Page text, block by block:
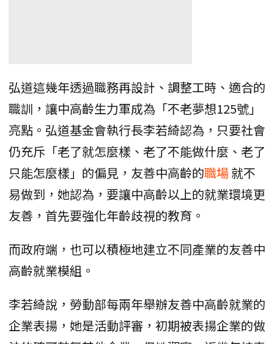
弘道這幾年透過職務再設計、調整工時、適合的
職訓，讓中高齡生力軍成為「不老夢想125號」
亮點。弘道基金會執行長李若綺認為，只要社會
仍充斥「老了就怎麼樣、老了不能做什麼、老了
只能怎麼樣」的偏見，友善中高齡的職場就不
易做到，她認為，要讓中高齡以上的就業環境更
友善，首先要強化年齡歧視的教育。
而政府端，也可以積極地建立不同產業的友善中
高齡就業模組。
李若綺說，勞動部每兩年舉辦友善中高齡就業的
企業表揚，她是活動評審，初期被表揚企業的做